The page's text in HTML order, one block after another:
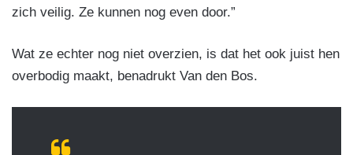
zich veilig. Ze kunnen nog even door.”
Wat ze echter nog niet overzien, is dat het ook juist hen
overbodig maakt, benadrukt Van den Bos.